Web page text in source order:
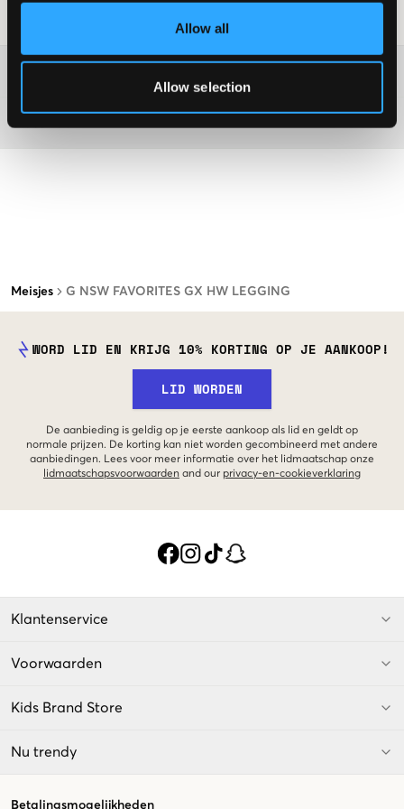
Allow all
Allow selection
Meisjes G NSW FAVORITES GX HW LEGGING
WORD LID EN KRIJG 10% KORTING OP JE AANKOOP!
LID WORDEN
De aanbieding is geldig op je eerste aankoop als lid en geldt op
normale prijzen. De korting kan niet worden gecombineerd met andere
aanbiedingen. Lees voor meer informatie over het lidmaatschap onze
lidmaatschapsvoorwaarden and our privacy-en-cookieverklaring
Klantenservice
Voorwaarden
Kids Brand Store
Nu trendy
Betalingsmogelijkheden